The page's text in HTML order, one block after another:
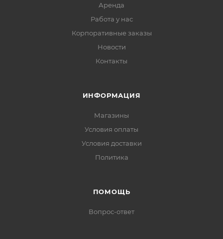
Аренда
Работа у нас
Корпоративные заказы
Новости
Контакты
ИНФОРМАЦИЯ
Магазины
Условия оплаты
Условия доставки
Политика
ПОМОЩЬ
Вопрос-ответ